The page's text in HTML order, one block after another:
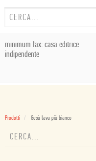
minimum fax: casa editrice
indipendente
Prodotti Gesù lava più bianco